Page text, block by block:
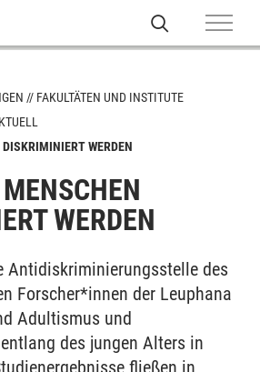
FAKULTÄTEN UND INSTITUTE
WERDEN
WERDEN
Antidiskriminierungsstelle des
Forscher*innen der Leuphana
Adultismus und
des jungen Alters in
fließen in